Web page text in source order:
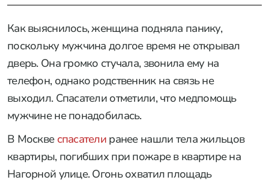
Как выяснилось, женщина подняла панику,
поскольку мужчина долгое время не открывал
дверь. Она громко стучала, звонила ему на
телефон, однако родственник на связь не
выходил. Спасатели отметили, что медпомощь
мужчине не понадобилась.
В Москве спасатели ранее нашли тела жильцов
квартиры, погибших при пожаре в квартире на
Нагорной улице. Огонь охватил площадь